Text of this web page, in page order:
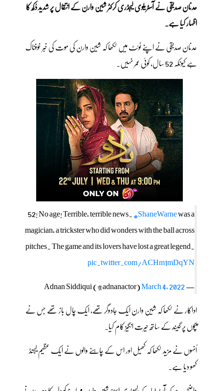
عدنان صدیقی نے آسٹریلوی لیجڈری کرکٹر شین وارن کے انتقال پر شدید دُکھ کا
اظہار کیا ہے۔
عدنان صدیقی نے اپنے ٹوئٹ میں لکھا کہ شین وارن کی موت کی خبر خوفناک
ہے کیونکہ 52 سال، کوئی عمر نہیں۔
52! No age! Terrible, terrible news.#ShaneWarnewas a
magician, a trickster who did wonders with the ball across
pitches. The game and its lovers have lost a great legend.
pic.twitter.com/ACHm1mDqYN
— Adnan Siddiqui (@adnanactor)
March 4, 2022
اداکار نے لکھا کہ شین وارن ایک جادوگر تھے، ایک چال باز تھے جس نے
پچوں پر گیند کے ساتھ حیرت انگیز کام کیا۔
اُنہوں نے مزید لکھا کہ کھیل اور اس کے چاہنے والوں نے ایک عظیم لیجنڈ
کھو دیا ہے۔